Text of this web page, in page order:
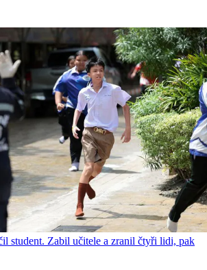
student. Zabil učitele a zranil čtyři lidi, pak